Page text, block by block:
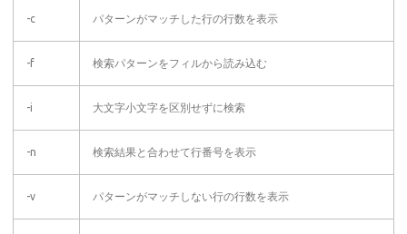
-c パターンがマッチした行の行数を表示
-f 検索パターンをフィルから読み込む
-i 大文字小文字を区別せずに検索
-n 検索結果と合わせて行番号を表示
-v パターンがマッチしない行の行数を表示